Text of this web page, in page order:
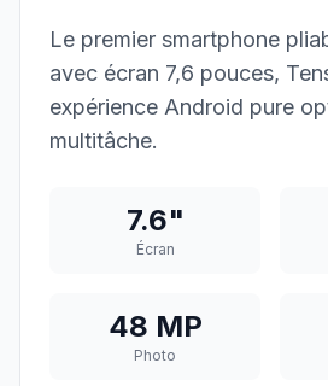
Le premier smartphone
avec écran 7,6 pouces,
expérience Android pure
multitâche.
7.6"
Écran
48 MP
Photo